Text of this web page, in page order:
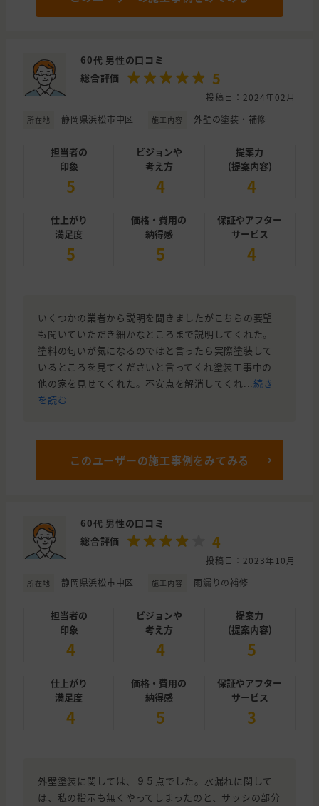
60代 男性の口コミ
総合評価
5
投稿日：2024年02月
所在地 静岡県浜松市中区 施工内容 外壁の塗装・補修
担当者の
印象
5
ビジョンや
考え方
4
提案力
(提案内容)
4
仕上がり
満足度
5
価格・費用の
納得感
5
保証やアフター
サービス
4
いくつかの業者から説明を聞きましたがこちらの要望
も聞いていただき細かなところまで説明してくれた。
塗料の匂いが気になるのではと言ったら実際塗装して
いるところを見てくださいと言ってくれ塗装工事中の
他の家を見せてくれた。不安点を解消してくれ...続き
を読む
このユーザーの施工事例をみてみる
60代 男性の口コミ
総合評価
4
投稿日：2023年10月
所在地 静岡県浜松市中区 施工内容 雨漏りの補修
担当者の
印象
4
ビジョンや
考え方
4
提案力
(提案内容)
5
仕上がり
満足度
4
価格・費用の
納得感
5
保証やアフター
サービス
3
外壁塗装に関しては、９５点でした。水漏れに関して
は、私の指示も無くやってしまったのと、サッシの部分